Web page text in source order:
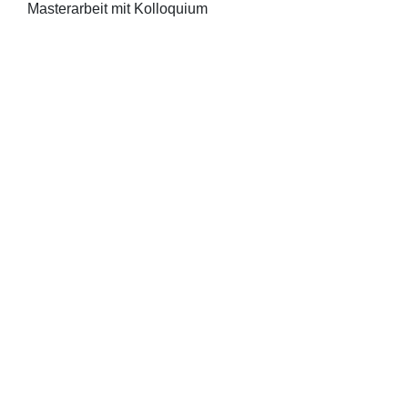
Masterarbeit mit Kolloquium